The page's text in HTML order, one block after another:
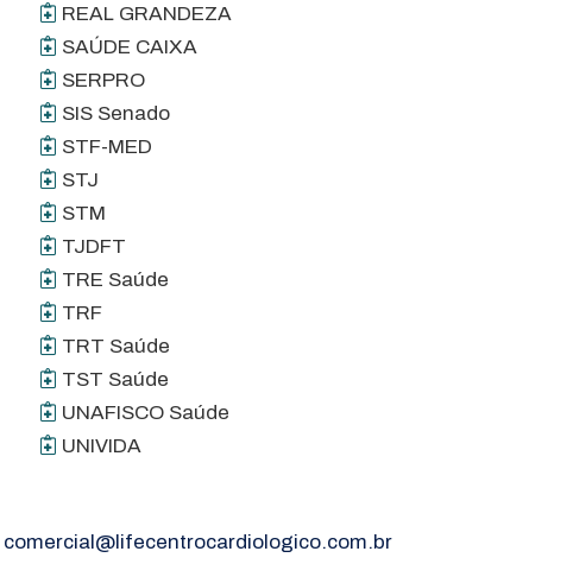
REAL GRANDEZA
SAÚDE CAIXA
SERPRO
SIS Senado
STF-MED
STJ
STM
TJDFT
TRE Saúde
TRF
TRT Saúde
TST Saúde
UNAFISCO Saúde
UNIVIDA
comercial@lifecentrocardiologico.com.br